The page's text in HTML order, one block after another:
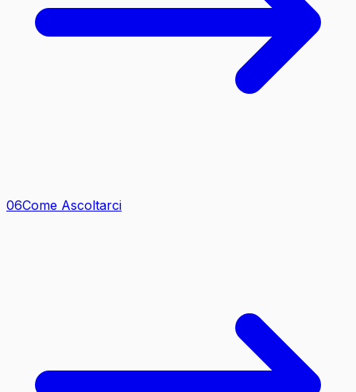
06Come Ascoltarci